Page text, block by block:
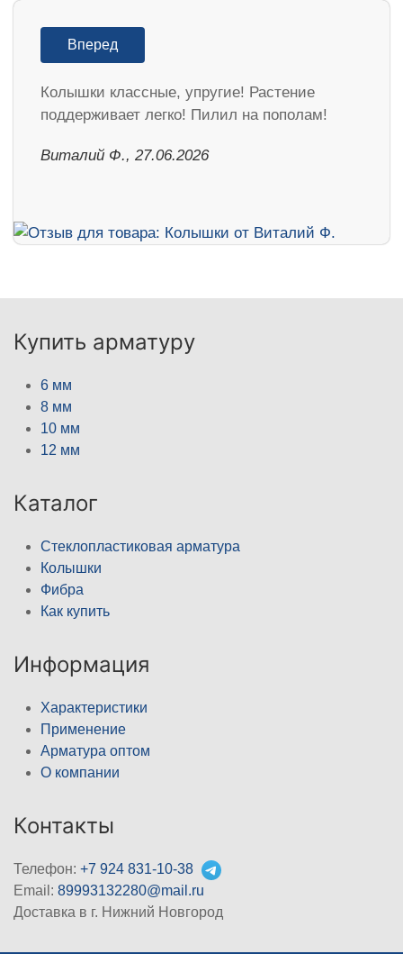
Вперед
Колышки классные, упругие! Растение
поддерживает легко! Пилил на пополам!
Виталий Ф., 27.06.2026
Купить арматуру
6 мм
8 мм
10 мм
12 мм
Каталог
Стеклопластиковая арматура
Колышки
Фибра
Как купить
Информация
Характеристики
Применение
Арматура оптом
О компании
Контакты
Телефон: +7 924 831-10-38
Email: 89993132280@mail.ru
Доставка в г. Нижний Новгород